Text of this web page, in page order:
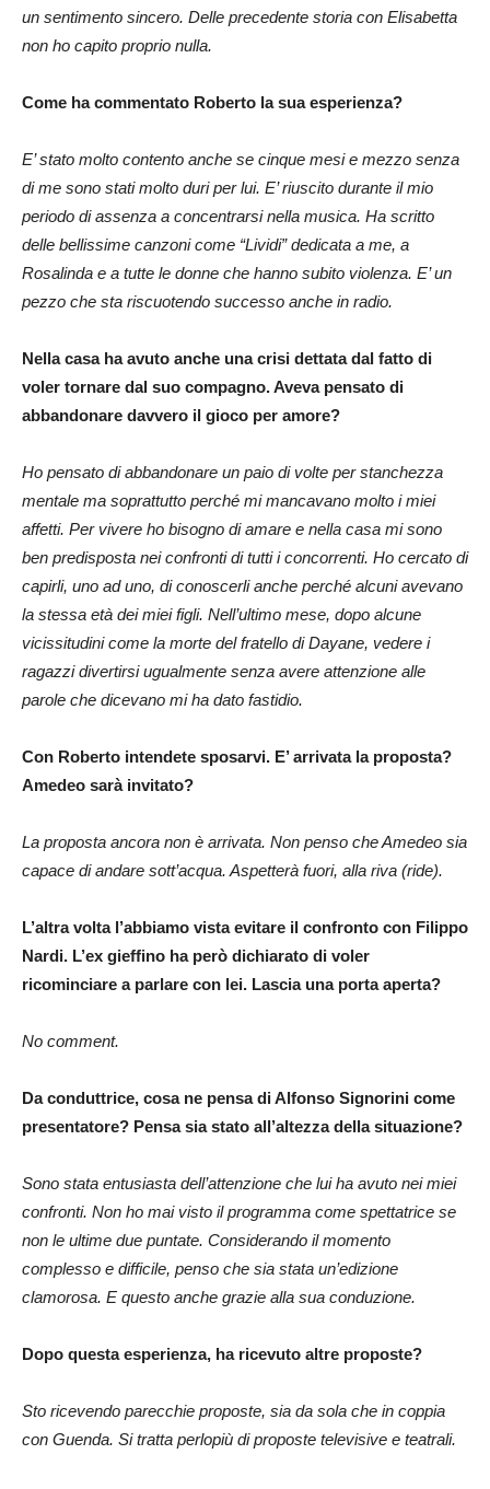
un sentimento sincero. Delle precedente storia con Elisabetta
non ho capito proprio nulla.
Come ha commentato Roberto la sua esperienza?
E’ stato molto contento anche se cinque mesi e mezzo senza
di me sono stati molto duri per lui. E’ riuscito durante il mio
periodo di assenza a concentrarsi nella musica. Ha scritto
delle bellissime canzoni come “Lividi” dedicata a me, a
Rosalinda e a tutte le donne che hanno subito violenza. E’ un
pezzo che sta riscuotendo successo anche in radio.
Nella casa ha avuto anche una crisi dettata dal fatto di
voler tornare dal suo compagno. Aveva pensato di
abbandonare davvero il gioco per amore?
Ho pensato di abbandonare un paio di volte per stanchezza
mentale ma soprattutto perché mi mancavano molto i miei
affetti. Per vivere ho bisogno di amare e nella casa mi sono
ben predisposta nei confronti di tutti i concorrenti. Ho cercato di
capirli, uno ad uno, di conoscerli anche perché alcuni avevano
la stessa età dei miei figli. Nell’ultimo mese, dopo alcune
vicissitudini come la morte del fratello di Dayane, vedere i
ragazzi divertirsi ugualmente senza avere attenzione alle
parole che dicevano mi ha dato fastidio.
Con Roberto intendete sposarvi. E’ arrivata la proposta?
Amedeo sarà invitato?
La proposta ancora non è arrivata. Non penso che Amedeo sia
capace di andare sott’acqua. Aspetterà fuori, alla riva (ride).
L’altra volta l’abbiamo vista evitare il confronto con Filippo
Nardi. L’ex gieffino ha però dichiarato di voler
ricominciare a parlare con lei. Lascia una porta aperta?
No comment.
Da conduttrice, cosa ne pensa di Alfonso Signorini come
presentatore? Pensa sia stato all’altezza della situazione?
Sono stata entusiasta dell’attenzione che lui ha avuto nei miei
confronti. Non ho mai visto il programma come spettatrice se
non le ultime due puntate. Considerando il momento
complesso e difficile, penso che sia stata un’edizione
clamorosa. E questo anche grazie alla sua conduzione.
Dopo questa esperienza, ha ricevuto altre proposte?
Sto ricevendo parecchie proposte, sia da sola che in coppia
con Guenda. Si tratta perlopiù di proposte televisive e teatrali.